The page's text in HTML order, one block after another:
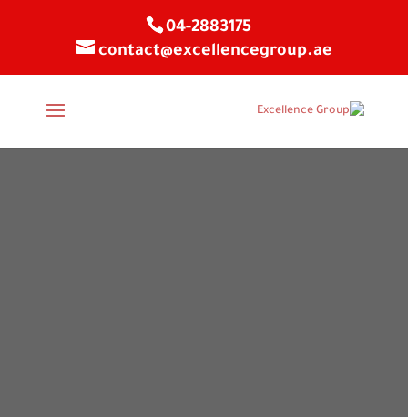
04-2883175
contact@excellencegroup.ae